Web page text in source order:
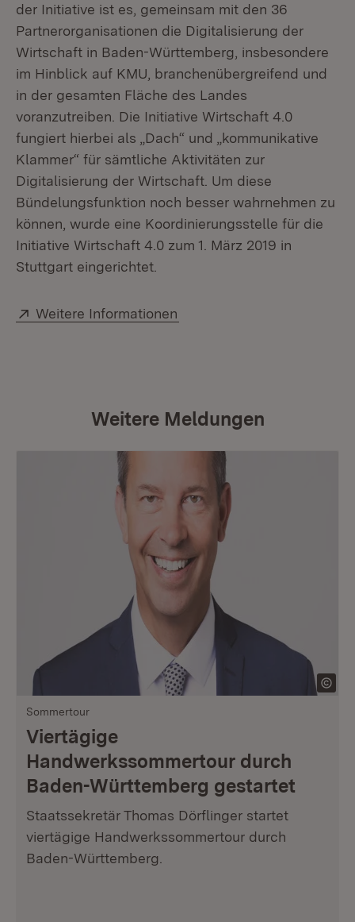
der Initiative ist es, gemeinsam mit den 36
Partnerorganisationen die Digitalisierung der
Wirtschaft in Baden-Württemberg, insbesondere
im Hinblick auf KMU, branchenübergreifend und
in der gesamten Fläche des Landes
voranzutreiben. Die Initiative Wirtschaft 4.0
fungiert hierbei als „Dach“ und „kommunikative
Klammer“ für sämtliche Aktivitäten zur
Digitalisierung der Wirtschaft. Um diese
Bündelungsfunktion noch besser wahrnehmen zu
können, wurde eine Koordinierungsstelle für die
Initiative Wirtschaft 4.0 zum 1. März 2019 in
Stuttgart eingerichtet.
Extern:
Weitere Informationen
Weitere Meldungen
Sommertour
Viertägige
Handwerkssommertour durch
Baden-Württemberg gestartet
Staatssekretär Thomas Dörflinger startet
viertägige Handwerkssommertour durch
Baden-Württemberg.